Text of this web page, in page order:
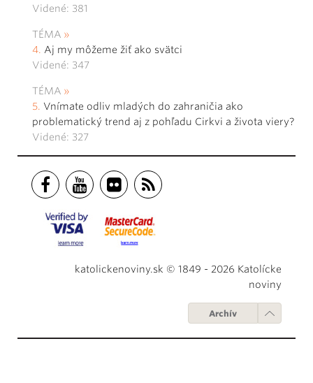
Videné: 381
TÉMA
Aj my môžeme žiť ako svätci
Videné: 347
TÉMA
Vnímate odliv mladých do zahraničia ako
problematický trend aj z pohľadu Cirkvi a života viery?
Videné: 327
katolickenoviny.sk © 1849 - 2026 Katolícke
noviny
Archív